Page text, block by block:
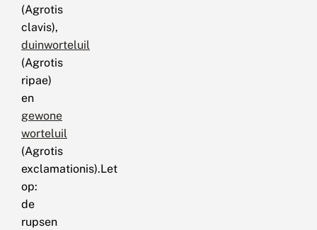
(Agrotis
clavis),
duinworteluil
(Agrotis
ripae)
en
gewone
worteluil
(Agrotis
exclamationis).Let
op:
de
rupsen